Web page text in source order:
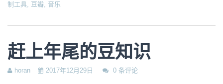
制工具, 豆瓣, 音乐
赶上年尾的豆知识
horan 2017年12月29日 0 条评论